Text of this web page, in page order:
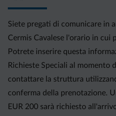
Siete pregati di comunicare in
Cermis Cavalese l'orario in cui
Potrete inserire questa
Richieste Speciali al momento
contattare la struttura
conferma della prenotazione.
EUR 200 sarà richiesto